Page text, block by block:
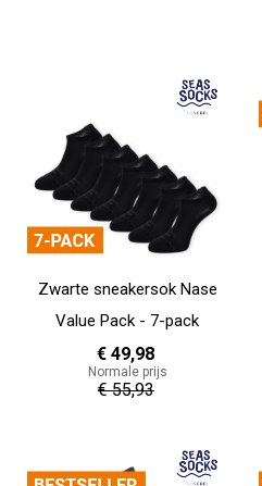
Zwarte sneakersok Nase
Value Pack - 7-pack
€ 49,98
Normale prijs
€ 55,93
In Winkelwagen